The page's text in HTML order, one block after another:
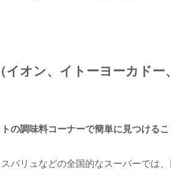
イオン、イトーヨーカドー
の調味料コーナーで簡単に見つける
バリュなどの全国的なスーパーでは